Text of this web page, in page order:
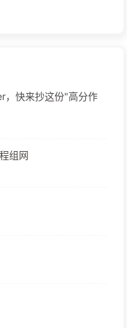
，快来抄这份"高分作
组网